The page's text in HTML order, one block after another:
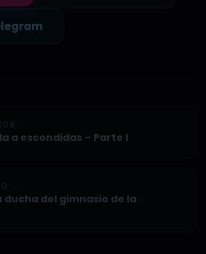
a escondidas – Parte I
ducha del gimnasio de la